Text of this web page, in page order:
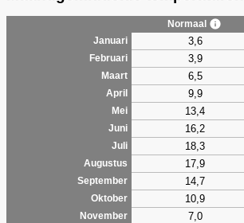
Normaal
Januari
3,6
Februari 3,9
Maart 6,5
April 9,9
Mei 13,4
Juni 16,2
Juli
18,3
Augustus
17,9
September
14,7
Oktober
10,9
November
7,0